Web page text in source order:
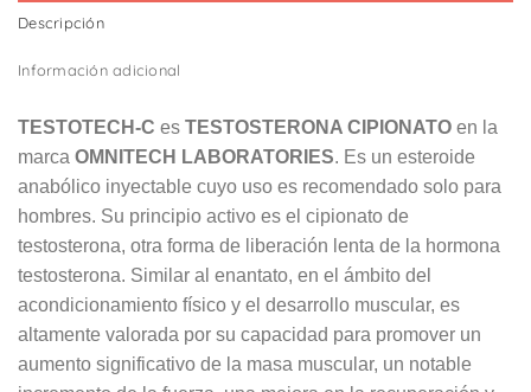
Descripción
Información adicional
TESTOTECH-C es TESTOSTERONA CIPIONATO en la
marca OMNITECH LABORATORIES. Es un esteroide
anabólico inyectable cuyo uso es recomendado solo para
hombres. Su principio activo es el cipionato de
testosterona, otra forma de liberación lenta de la hormona
testosterona. Similar al enantato, en el ámbito del
acondicionamiento físico y el desarrollo muscular, es
altamente valorada por su capacidad para promover un
aumento significativo de la masa muscular, un notable